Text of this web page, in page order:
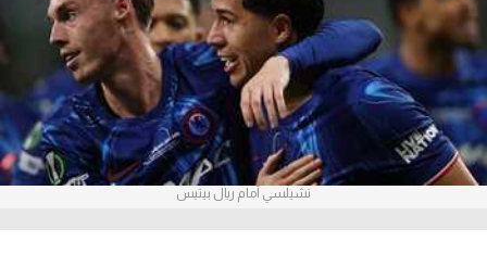
مسابقة التوقعات
فيديوهات
عدسات
آراء حرة
تشيلسي أمام ريال بيتيس